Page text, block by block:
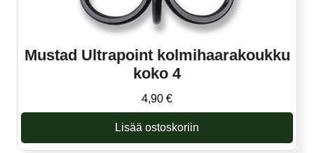
Mustad Ultrapoint kolmihaarakoukku
koko 4
4,90 €
Lisää ostoskoriin